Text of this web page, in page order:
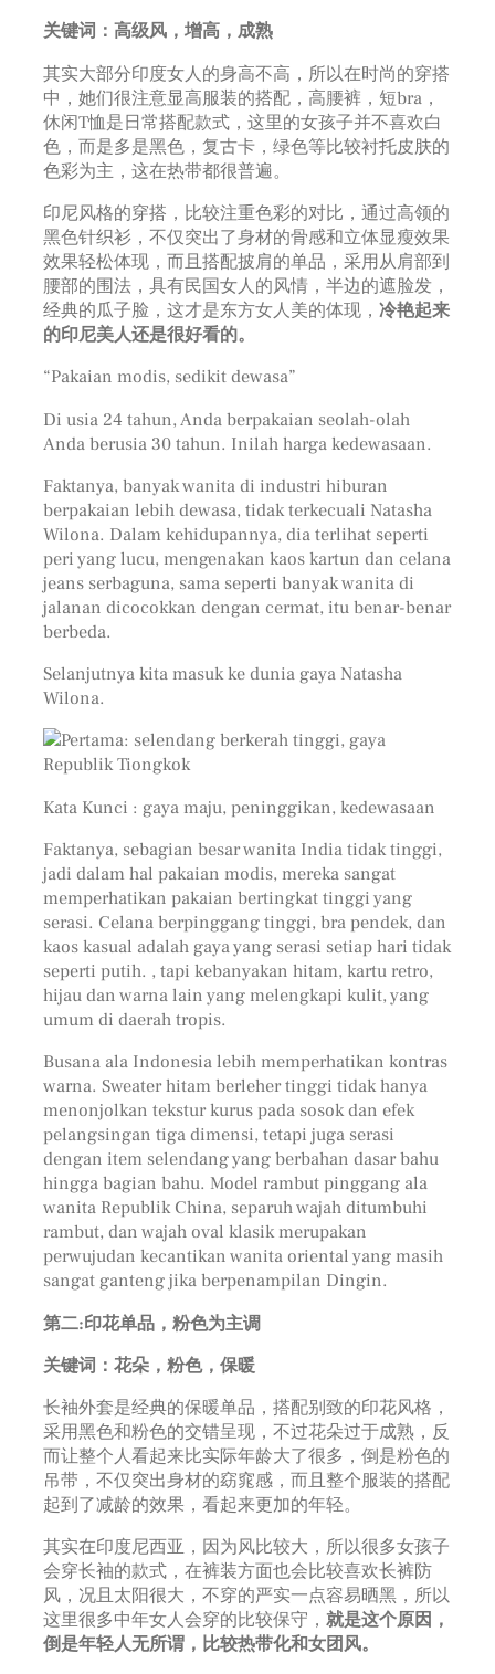
关键词：高级风，增高，成熟
其实大部分印度女人的身高不高，所以在时尚的穿搭
中，她们很注意显高服装的搭配，高腰裤，短bra，
休闲T恤是日常搭配款式，这里的女孩子并不喜欢白
色，而是多是黑色，复古卡，绿色等比较衬托皮肤的
色彩为主，这在热带都很普遍。
印尼风格的穿搭，比较注重色彩的对比，通过高领的
黑色针织衫，不仅突出了身材的骨感和立体显瘦效果
效果轻松体现，而且搭配披肩的单品，采用从肩部到
腰部的围法，具有民国女人的风情，半边的遮脸发，
经典的瓜子脸，这才是东方女人美的体现， 冷艳起来
的印尼美人还是很好看的。
“Pakaian modis, sedikit dewasa”
Di usia 24 tahun, Anda berpakaian seolah-olah
Anda berusia 30 tahun. Inilah harga kedewasaan.
Faktanya, banyak wanita di industri hiburan
berpakaian lebih dewasa, tidak terkecuali Natasha
Wilona. Dalam kehidupannya, dia terlihat seperti
peri yang lucu, mengenakan kaos kartun dan celana
jeans serbaguna, sama seperti banyak wanita di
jalanan dicocokkan dengan cermat, itu benar-benar
berbeda.
Selanjutnya kita masuk ke dunia gaya Natasha
Wilona.
Pertama: selendang berkerah tinggi, gaya
Republik Tiongkok
Kata Kunci : gaya maju, peninggikan, kedewasaan
Faktanya, sebagian besar wanita India tidak tinggi,
jadi dalam hal pakaian modis, mereka sangat
memperhatikan pakaian bertingkat tinggi yang
serasi. Celana berpinggang tinggi, bra pendek, dan
kaos kasual adalah gaya yang serasi setiap hari tidak
seperti putih. , tapi kebanyakan hitam, kartu retro,
hijau dan warna lain yang melengkapi kulit, yang
umum di daerah tropis.
Busana ala Indonesia lebih memperhatikan kontras
warna. Sweater hitam berleher tinggi tidak hanya
menonjolkan tekstur kurus pada sosok dan efek
pelangsingan tiga dimensi, tetapi juga serasi
dengan item selendang yang berbahan dasar bahu
hingga bagian bahu. Model rambut pinggang ala
wanita Republik China, separuh wajah ditumbuhi
rambut, dan wajah oval klasik merupakan
perwujudan kecantikan wanita oriental yang masih
sangat ganteng jika berpenampilan Dingin.
第二:印花单品，粉色为主调
关键词：花朵，粉色，保暖
长袖外套是经典的保暖单品，搭配别致的印花风格，
采用黑色和粉色的交错呈现，不过花朵过于成熟，反
而让整个人看起来比实际年龄大了很多，倒是粉色的
吊带，不仅突出身材的窈窕感，而且整个服装的搭配
起到了减龄的效果，看起来更加的年轻。
其实在印度尼西亚，因为风比较大，所以很多女孩子
会穿长袖的款式，在裤装方面也会比较喜欢长裤防
风，况且太阳很大，不穿的严实一点容易晒黑，所以
这里很多中年女人会穿的比较保守， 就是这个原因，
倒是年轻人无所谓，比较热带化和女团风。